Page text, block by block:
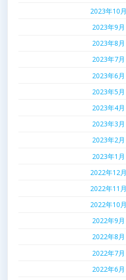
2023年10月
2023年9月
2023年8月
2023年7月
2023年6月
2023年5月
2023年4月
2023年3月
2023年2月
2023年1月
2022年12月
2022年11月
2022年10月
2022年9月
2022年8月
2022年7月
2022年6月